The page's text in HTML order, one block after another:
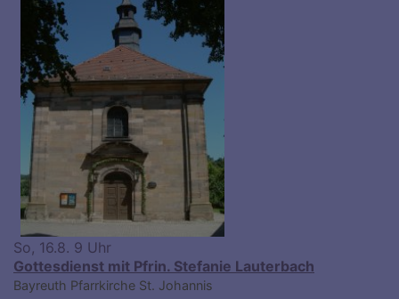
So, 16.8. 9 Uhr
Gottesdienst mit Pfrin. Stefanie Lauterbach
Bayreuth Pfarrkirche St. Johannis